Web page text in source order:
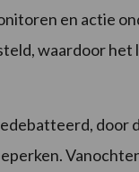
en actie
waardoor
door